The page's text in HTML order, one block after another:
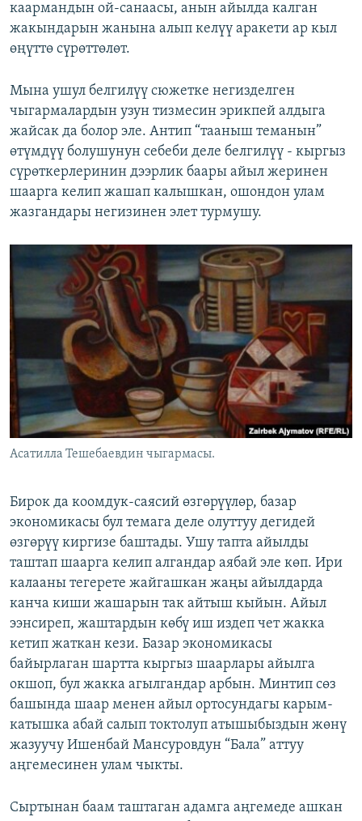
каармандын ой-санаасы, анын айылда калган
жакындарын жанына алып келүү аракети ар кыл
өңүттө сүрөттөлөт.
Мына ушул белгилүү сюжетке негизделген
чыгармалардын узун тизмесин эрикпей алдыга
жайсак да болор эле. Антип “тааныш теманын”
өтүмдүү болушунун себеби деле белгилүү - кыргыз
сүрөткерлеринин дээрлик баары айыл жеринен
шаарга келип жашап калышкан, ошондон улам
жазгандары негизинен элет турмушу.
Асатилла Тешебаевдин чыгармасы.
Бирок да коомдук-саясий өзгөрүүлөр, базар
экономикасы бул темага деле олуттуу дегидей
өзгөрүү киргизе баштады. Ушу тапта айылды
таштап шаарга келип алгандар аябай эле көп. Ири
калааны тегерете жайгашкан жаңы айылдарда
канча киши жашарын так айтыш кыйын. Айыл
ээнсиреп, жаштардын көбү иш издеп чет жакка
кетип жаткан кези. Базар экономикасы
байырлаган шартта кыргыз шаарлары айылга
окшоп, бул жакка агылгандар арбын. Минтип сөз
башында шаар менен айыл ортосундагы карым-
катышка абай салып токтолуп атышыбыздын жөнү
жазуучу Ишенбай Мансуровдун “Бала” аттуу
аңгемесинен улам чыкты.
Сыртынан баам таштаган адамга аңгемеде ашкан